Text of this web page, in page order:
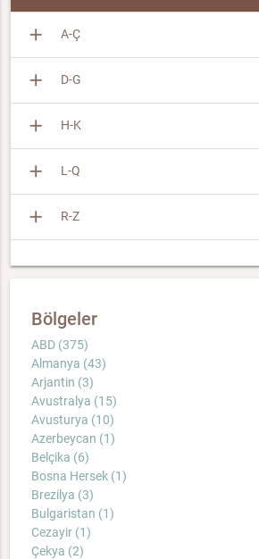
add A-Ç
add D-G
add H-K
add L-Q
add R-Z
Bölgeler
ABD (375)
Almanya (43)
Arjantin (3)
Avustralya (15)
Avusturya (10)
Azerbeycan (1)
Belçika (6)
Bosna Hersek (1)
Brezilya (3)
Bulgaristan (1)
Cezayir (1)
Çekya (2)